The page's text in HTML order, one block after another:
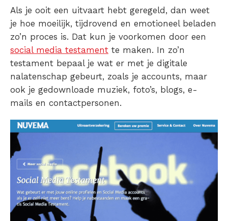
Als je ooit een uitvaart hebt geregeld, dan weet
je hoe moeilijk, tijdrovend en emotioneel beladen
zo’n proces is. Dat kun je voorkomen door een
social media testament te maken. In zo’n
testament bepaal je wat er met je digitale
nalatenschap gebeurt, zoals je accounts, maar
ook je gedownloade muziek, foto’s, blogs, e-
mails en contactpersonen.